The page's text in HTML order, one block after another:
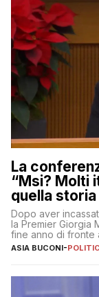
La
“Msi? Molti
quella
al 25 aprile”
Dopo aver
la Premier Giorgia
fine anno di fronte
ASIA BUCONI-